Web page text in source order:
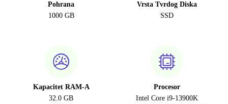
Pohrana
1000 GB
Vrsta Tvrdog Diska
SSD
Kapacitet RAM-A
32.0 GB
Procesor
Intel Core i9-13900K